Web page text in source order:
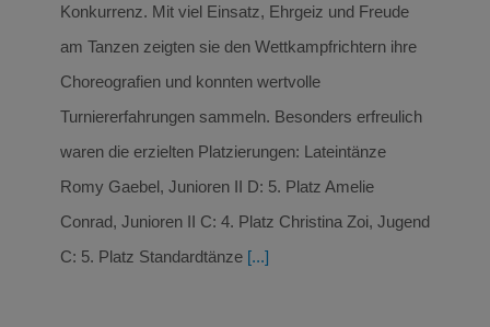
Konkurrenz. Mit viel Einsatz, Ehrgeiz und Freude
am Tanzen zeigten sie den Wettkampfrichtern ihre
Choreografien und konnten wertvolle
Turniererfahrungen sammeln. Besonders erfreulich
waren die erzielten Platzierungen: Lateintänze
Romy Gaebel, Junioren II D: 5. Platz Amelie
Conrad, Junioren II C: 4. Platz Christina Zoi, Jugend
C: 5. Platz Standardtänze [...]